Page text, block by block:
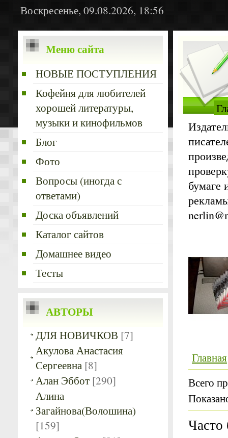
Воскресенье, 09.08.2026, 18:56
Меню сайта
НОВЫЕ ПОСТУПЛЕНИЯ
Кофейня для любителей
хорошей литературы,
музыки и кинофильмов
Блог
Фото
Вопросы (иногда с
ответами)
Доска объявлений
Каталог сайтов
Домашнее видео
Тесты
АВТОРЫ
ДЛЯ НОВИЧКОВ [7]
Акулова Анастасия
Сергеевна [8]
Алан Эббот [290]
Алина
Загайнова(Волошина)
[159]
бумаге
Главная
Всего
Часто